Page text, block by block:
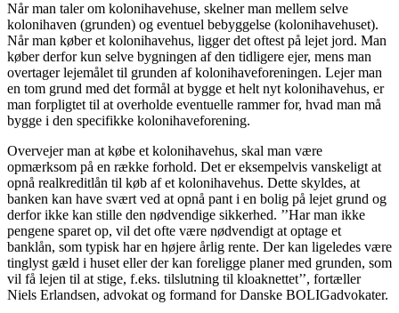
Når man taler om kolonihavehuse, skelner man mellem selve
kolonihaven (grunden) og eventuel bebyggelse (kolonihavehuset).
Når man køber et kolonihavehus, ligger det oftest på lejet jord. Man
køber derfor kun selve bygningen af den tidligere ejer, mens man
overtager lejemålet til grunden af kolonihaveforeningen. Lejer man
en tom grund med det formål at bygge et helt nyt kolonihavehus, er
man forpligtet til at overholde eventuelle rammer for, hvad man må
bygge i den specifikke kolonihaveforening.
Overvejer man at købe et kolonihavehus, skal man være
opmærksom på en række forhold. Det er eksempelvis vanskeligt at
opnå realkreditlån til køb af et kolonihavehus. Dette skyldes, at
banken kan have svært ved at opnå pant i en bolig på lejet grund og
derfor ikke kan stille den nødvendige sikkerhed. ’’Har man ikke
pengene sparet op, vil det ofte være nødvendigt at optage et
banklån, som typisk har en højere årlig rente. Der kan ligeledes være
tinglyst gæld i huset eller der kan foreligge planer med grunden, som
vil få lejen til at stige, f.eks. tilslutning til kloaknettet’’, fortæller
Niels Erlandsen, advokat og formand for Danske BOLIGadvokater.